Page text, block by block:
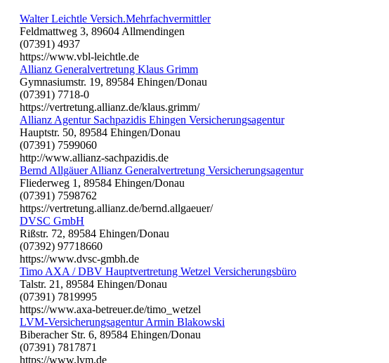
Walter Leichtle Versich.Mehrfachvermittler
Feldmattweg 3, 89604 Allmendingen
(07391) 4937
https://www.vbl-leichtle.de
Allianz Generalvertretung Klaus Grimm
Gymnasiumstr. 19, 89584 Ehingen/Donau
(07391) 7718-0
https://vertretung.allianz.de/klaus.grimm/
Allianz Agentur Sachpazidis Ehingen Versicherungsagentur
Hauptstr. 50, 89584 Ehingen/Donau
(07391) 7599060
http://www.allianz-sachpazidis.de
Bernd Allgäuer Allianz Generalvertretung Versicherungsagentur
Fliederweg 1, 89584 Ehingen/Donau
(07391) 7598762
https://vertretung.allianz.de/bernd.allgaeuer/
DVSC GmbH
Rißstr. 72, 89584 Ehingen/Donau
(07392) 97718660
https://www.dvsc-gmbh.de
Timo AXA / DBV Hauptvertretung Wetzel Versicherungsbüro
Talstr. 21, 89584 Ehingen/Donau
(07391) 7819995
https://www.axa-betreuer.de/timo_wetzel
LVM-Versicherungsagentur Armin Blakowski
Biberacher Str. 6, 89584 Ehingen/Donau
(07391) 7817871
https://www.lvm.de